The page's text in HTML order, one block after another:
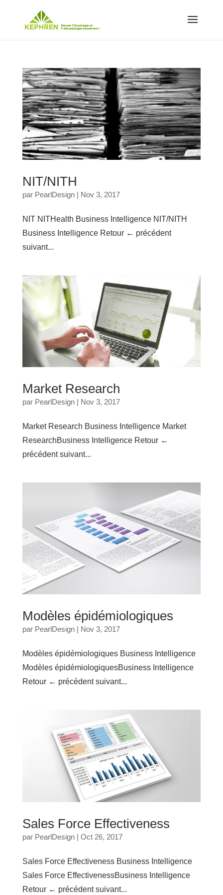
NIT/NITH
par PearlDesign| Nov 3, 2017
NIT NITHealth Business Intelligence NIT/NITH
Business Intelligence Retour ← précédent
suivant...
Market Research
par PearlDesign| Nov 3, 2017
Market Research Business Intelligence Market
ResearchBusiness Intelligence Retour ←
précédent suivant...
Modèles épidémiologiques
par PearlDesign| Nov 3, 2017
Modèles épidémiologiques Business Intelligence
Modèles épidémiologiquesBusiness Intelligence
Retour ← précédent suivant...
Sales Force Effectiveness
par PearlDesign| Oct 26, 2017
Sales Force Effectiveness Business Intelligence
Sales Force EffectivenessBusiness Intelligence
Retour ← précédent suivant...